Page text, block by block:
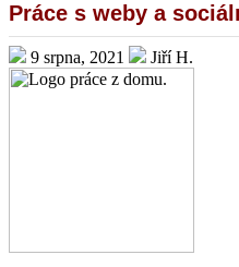
Práce s weby a
9 srpna, 2021 Jiří H.